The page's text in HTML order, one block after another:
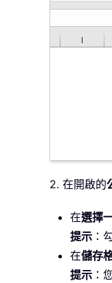
2. 在開啟的
在選擇
提示 ：
在儲存
提示 ：